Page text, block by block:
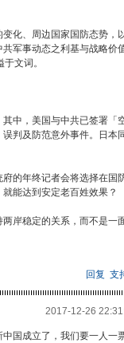
化、周边国家国防态势，
军事动态之利基与战略价
文词。
中，美国与中共已签署「
判及防范意外事件。日本
的年终记者会将选择在国
能达到安定老百姓效果？
岸稳定的关系，而不是一
回复 支
2017-12-26
国成立了，我们要一人一